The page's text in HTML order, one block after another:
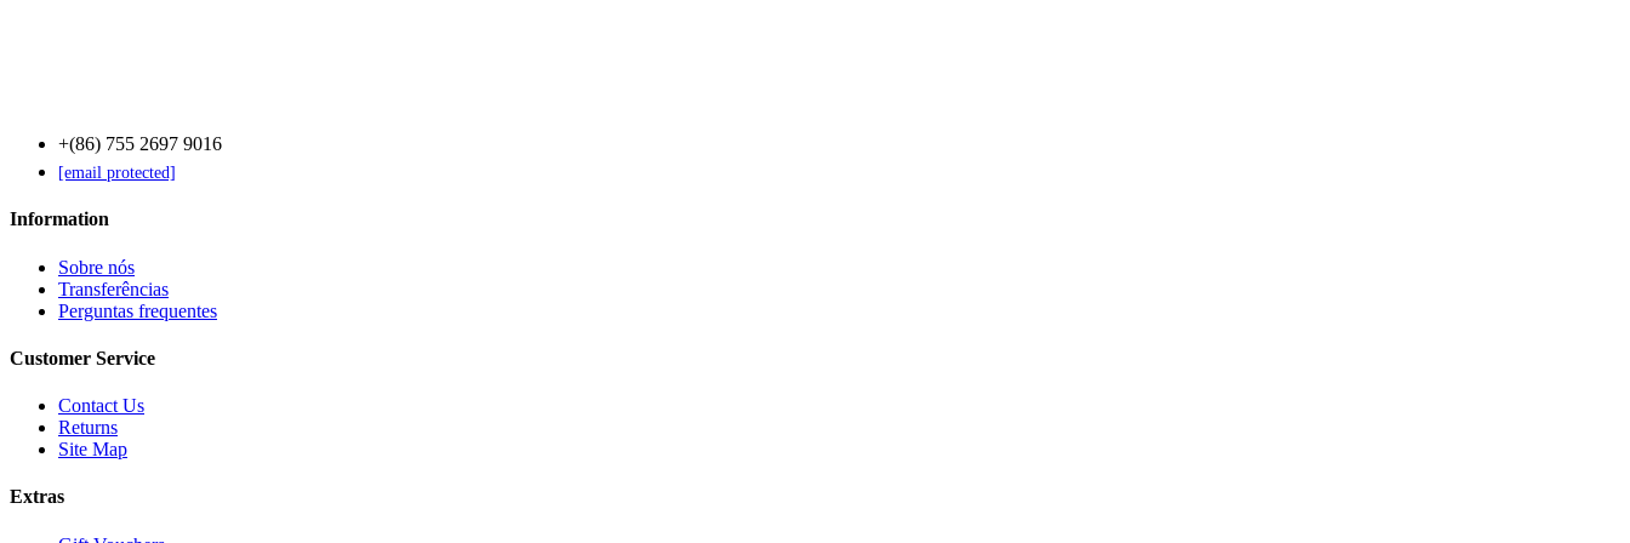
+(86) 755 2697 9016
[email protected]
Information
Sobre nós
Transferências
Perguntas frequentes
Customer Service
Contact Us
Returns
Site Map
Extras